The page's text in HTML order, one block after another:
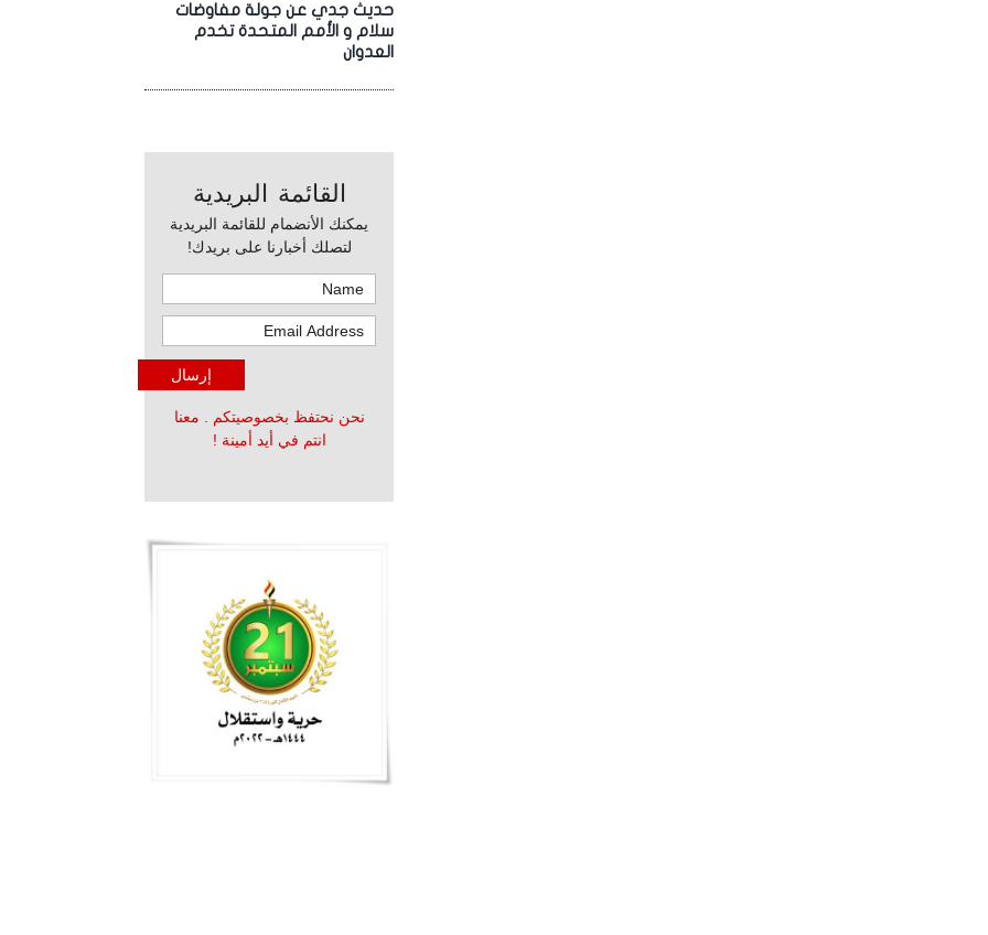
حديث جدي عن جولة مفاوضات
سلام و الأمم المتحدة تخدم
العدوان
القائمة البريدية
يمكنك الأنضمام للقائمة البريدية
لتصلك أخبارنا على بريدك!
نحن نحتفظ بخصوصيتكم . معنا
انتم في أيد أمينة !